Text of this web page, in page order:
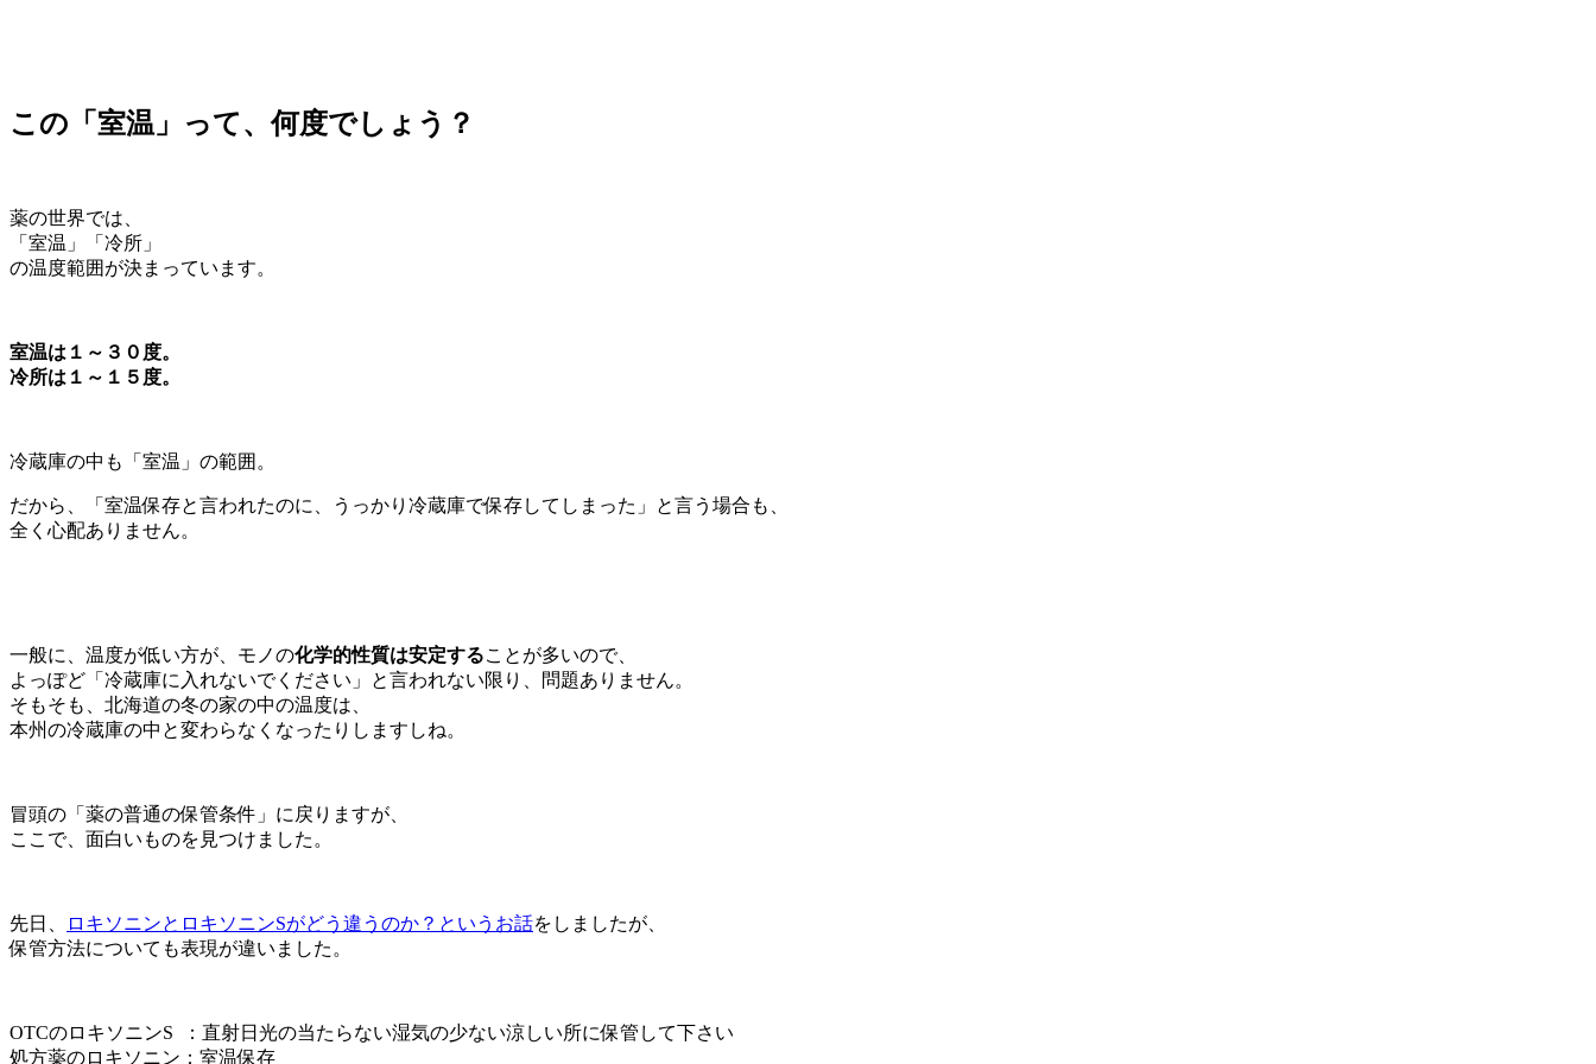
この「室温」って、何度でしょう？
薬の世界では、
「室温」「冷所」
の温度範囲が決まっています。
室温は１～３０度。
冷所は１～１５度。
冷蔵庫の中も「室温」の範囲。
だから、「室温保存と言われたのに、うっかり冷蔵庫で保存してしまった」と言う場合も、
全く心配ありません。
一般に、温度が低い方が、モノの化学的性質は安定することが多いので、
よっぽど「冷蔵庫に入れないでください」と言われない限り、問題ありません。
そもそも、北海道の冬の家の中の温度は、
本州の冷蔵庫の中と変わらなくなったりしますしね。
冒頭の「薬の普通の保管条件」に戻りますが、
ここで、面白いものを見つけました。
先日、 ロキソニンとロキソニンSがどう違うのか？というお話をしましたが、
保管方法についても表現が違いました。
OTCのロキソニンS ：直射日光の当たらない湿気の少ない涼しい所に保管して下さい
処方薬のロキソニン：室温保存